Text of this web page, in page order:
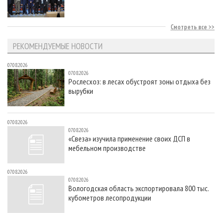
Смотреть все
РЕКОМЕНДУЕМЫЕ НОВОСТИ
07.08.2026
07.08.2026
Рослесхоз: в лесах обустроят зоны отдыха без
вырубки
07.08.2026
07.08.2026
«Свеза» изучила применение своих ДСП в
мебельном производстве
07.08.2026
07.08.2026
Вологодская область экспортировала 800 тыс.
кубометров лесопродукции